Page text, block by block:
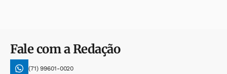
Fale com a Redação
(71) 99601-0020